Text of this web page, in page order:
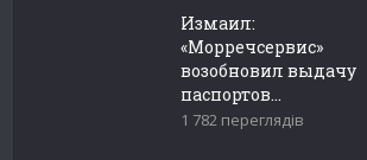
Измаил:
«Морречсервис»
возобновил выдачу
паспортов...
1 782 переглядів